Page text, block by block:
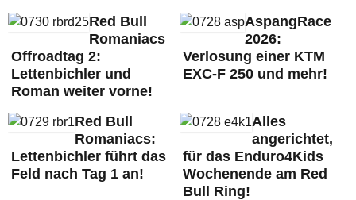
Red Bull
Romaniacs
Offroadtag 2:
Lettenbichler und
Roman weiter vorne!
AspangRace
2026:
Verlosung einer KTM
EXC-F 250 und mehr!
Red Bull
Romaniacs:
Lettenbichler führt das
Feld nach Tag 1 an!
Alles
angerichtet,
für das Enduro4Kids
Wochenende am Red
Bull Ring!